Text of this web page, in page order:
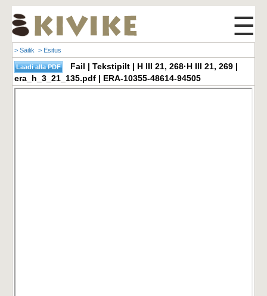
☰
> Säilik > Esitus
Fail | Tekstipilt | H III 21, 268·H III 21, 269 |
era_h_3_21_135.pdf | ERA-10355-48614-94505